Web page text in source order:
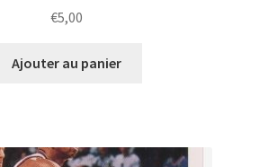
€5,00
Ajouter au panier